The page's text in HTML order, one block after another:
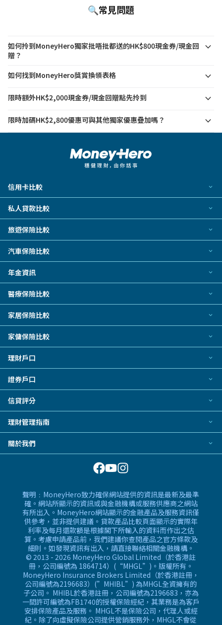
🔍常見問題
如何拎到MoneyHero獨家批唔批都送的HK$800現金券/現金回
贈？
expand_more
如何找到MoneyHero獎賞換領表格 expand_more
限時額外HK$2,000現金券/現金回贈點先拎到 expand_more
限時加碼HK$2,800優惠可與其他獨家優惠疊加嗎？ expand_more
信用卡比較
所有信用卡
熱門信用卡
飛行里數信用卡
現金回贈信用卡
八達通自動增值信用卡
機場貴賓室信用卡
網上購物信用卡
餐飲回贈信用卡
低門檻/學生信用卡
信用卡迎新禮品
銀聯信用卡
電子錢包信用卡
尊尚信用卡
公司卡
Visa信用卡
萬事達卡
信用卡合作銀行或機構
信用卡最新優惠
私人貸款比較
個人化貸款產品推介 🔥全新
私人貸款
熱門貸款
私人分期貸款
稅務貸款
財務公司貸款
結餘轉戶
汽車貸款
循環貸款/私人透支
業主貸款
中小企貸款
銀行貸款
小額貸款
易批貸款
特快貸款
免露面貸款
私人貸款指引
私人貸款銀行或機構
旅遊保險比較
旅遊保險
新冠肺炎旅遊保險
日本旅遊保險及資訊
泰國旅遊保險及資訊
旅遊保險公司
旅遊保險指南
旅遊保險資料資源
汽車保險比較
汽車保險
電動車保險2026
年金資訊
年金資訊
醫療保險比較
自願醫保計劃
家居保險比較
家居保險
家傭保險比較
家傭保險
理財戶口
銀行戶口
定期存款
電子錢包
證券戶口
熱門投資戶口
港股證券戶口
新股認購服務
美股證券戶口
智能投資平台
信貸評分
信貸評分指南
理財管理指南
BLOG
常用相關詞彙
關於我們
精選產品
換領現金券流程
常見問題
條款及細則
編輯守則
廣告合作
廣告政策
私隱政策
加入我們
媒體報導
聲明﹕MoneyHero致力確保網站提供的資訊是最新及最準
確。網站所顯示的資訊或與金融機構或服務供應商之網站
有所出入。MoneyHero網站顯示的金融產品及服務資訊僅
供參考，並非提供建議。貸款產品比較頁面顯示的實際年
利率及每月還款額是根據閣下所輸入的資料而作出之估
算。考慮申請產品前，我們建議你查閱產品之官方條款及
細則。如發現資訊有出入，請直接聯絡相關金融機構。
© 2013 - 2026 MoneyHero Global Limited（於香港註
冊，公司編號為 1864714）(“MHGL”)。版權所有。
MoneyHero Insurance Brokers Limited（於香港註冊，
公司編號為2196683）(”MHIBL”) 為MHGL全資擁有的
子公司。 MHIBL於香港註冊，公司編號為2196683，亦為
一間許可編號為FB1740的授權保險經紀，其業務是為客戶
安排保險產品及服務。 MHGL不是保險公司，代理人或經
紀。除了向虛擬保險公司提供營銷服務外，MHGL不會從